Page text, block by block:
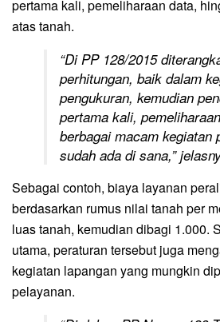
pertama kali, pemeliharaan data,
atas tanah.
“Di PP 128/2015
perhitungan, baik dalam
pengukuran, kemudian
pertama kali,
berbagai macam kegiatan
sudah ada di sana,”
Sebagai contoh, biaya layanan
berdasarkan rumus nilai tanah per
luas tanah, kemudian dibagi 1.000.
utama, peraturan tersebut juga
kegiatan lapangan yang mungkin
pelayanan.